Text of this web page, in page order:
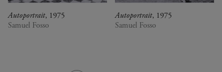
Autoportrait, 1975
Samuel Fosso
Autoportrait, 1975
Samuel Fosso